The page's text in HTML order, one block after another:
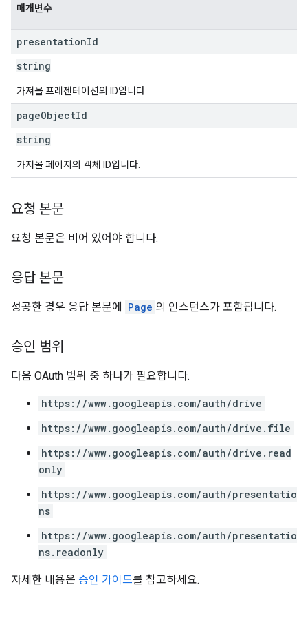
매개변수
presentationId
string
가져올 프레젠테이션의 ID입니다.
pageObjectId
string
가져올 페이지의 객체 ID입니다.
요청 본문
요청 본문은 비어 있어야 합니다.
응답 본문
성공한 경우 응답 본문에 Page 의 인스턴스가 포함됩니다.
승인 범위
다음 OAuth 범위 중 하나가 필요합니다.
https://www.googleapis.com/auth/drive
https://www.googleapis.com/auth/drive.file
https://www.googleapis.com/auth/drive.read
only
https://www.googleapis.com/auth/presentatio
ns
https://www.googleapis.com/auth/presentatio
ns.readonly
자세한 내용은 승인 가이드를 참고하세요.